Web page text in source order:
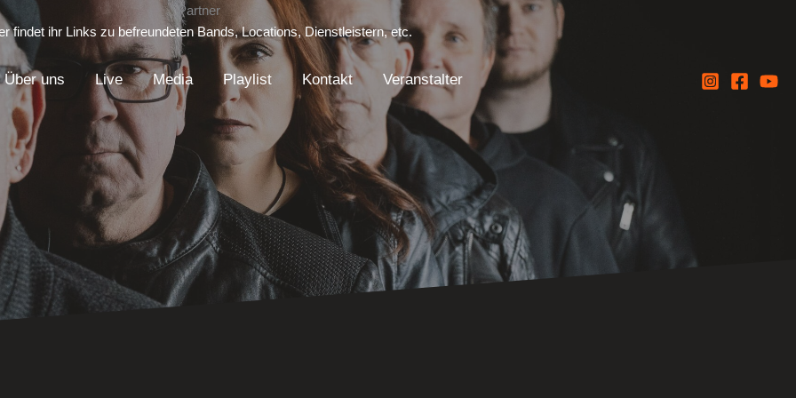
Über uns Live Media Playlist Kontakt Veranstalter
Partner
findet ihr Links zu befreundeten Bands, Locations, Dienstleistern, etc.